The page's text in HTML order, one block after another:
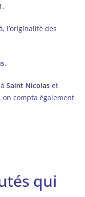
l’originalité des
Saint Nicolas et
on compta également
qui